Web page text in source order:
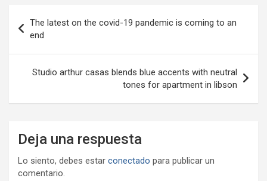
de
entradas
The latest on the covid-19 pandemic is coming to an
end
Studio arthur casas blends blue accents with neutral
tones for apartment in libson
Deja una respuesta
Lo siento, debes estar conectado para publicar un
comentario.